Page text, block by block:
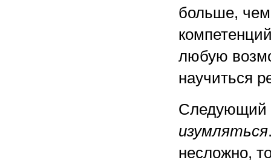
больше,
любую
научиться
Следующий
изумляться
несложно,